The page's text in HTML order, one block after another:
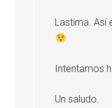
Lastima. Así
Intentamos
Un saludo.